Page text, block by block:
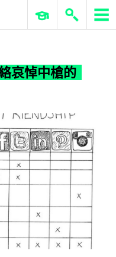
哀悼中槍的你？
ERP 與商業 AI
哀悼中槍的